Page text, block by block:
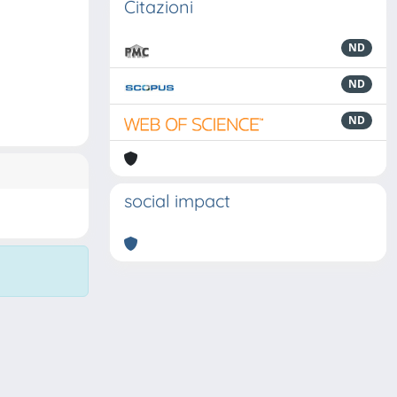
Citazioni
ND
ND
ND
social impact